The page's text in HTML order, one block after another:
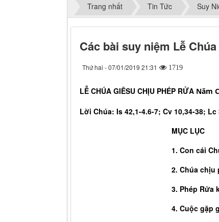
Trang nhất Tin Tức Suy
Các bài suy niệm Lễ
Thứ hai - 07/01/2019 21:31 1719
LỄ CHÚA GIÊSU CHỊU PHÉP RỬA Năm C
Lời Chúa: Is 42,1-4.6-7; Cv 10,34-38; Lc
MỤC LỤC
1. Con cái
2. Chúa chịu
3. Phép Rửa
4. Cuộc gặp